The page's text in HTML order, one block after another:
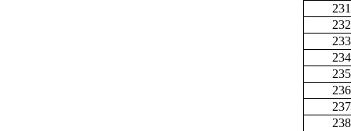
231
232
233
234
235
236
237
238